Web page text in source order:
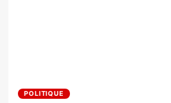
POLITIQUE